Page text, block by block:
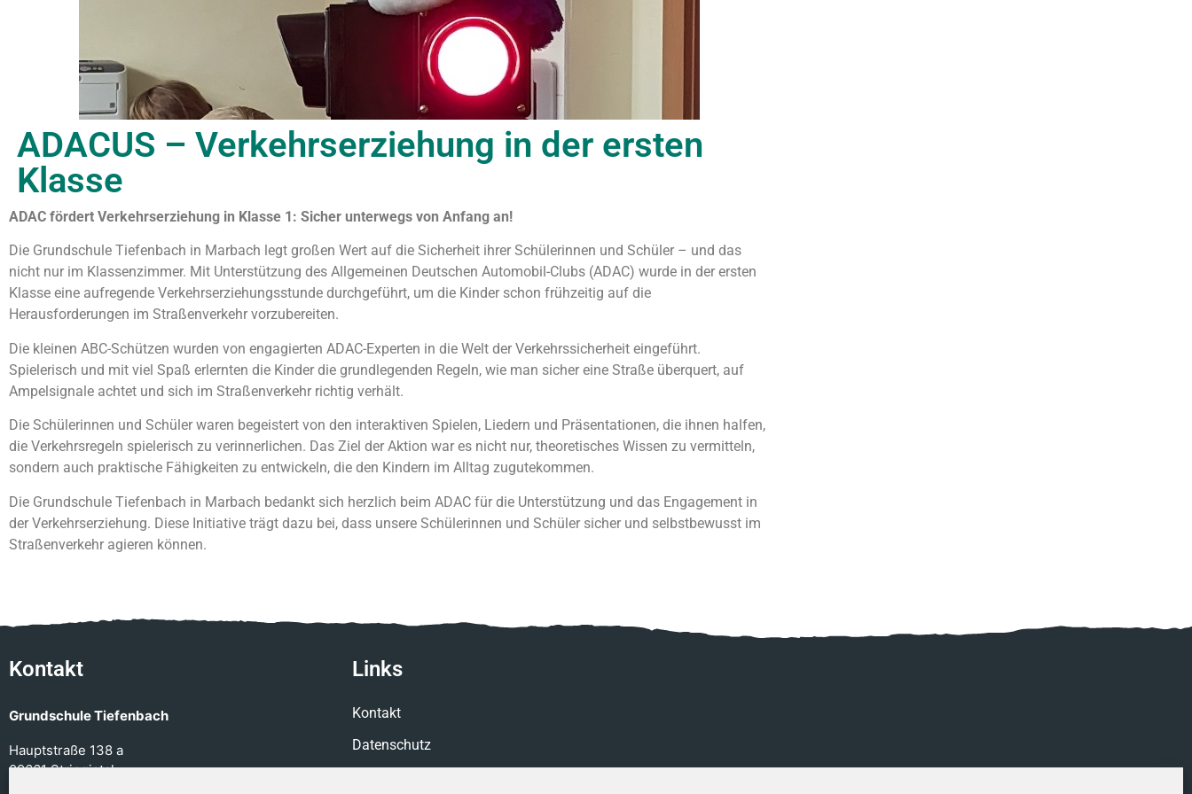
ADACUS – Verkehrserziehung in der ersten
Klasse
ADAC fördert Verkehrserziehung in Klasse 1: Sicher unterwegs von Anfang an!
Die Grundschule Tiefenbach in Marbach legt großen Wert auf die Sicherheit ihrer Schülerinnen und Schüler – und das
nicht nur im Klassenzimmer. Mit Unterstützung des Allgemeinen Deutschen Automobil-Clubs (ADAC) wurde in der ersten
Klasse eine aufregende Verkehrserziehungsstunde durchgeführt, um die Kinder schon frühzeitig auf die
Herausforderungen im Straßenverkehr vorzubereiten.
Die kleinen ABC-Schützen wurden von engagierten ADAC-Experten in die Welt der Verkehrssicherheit eingeführt.
Spielerisch und mit viel Spaß erlernten die Kinder die grundlegenden Regeln, wie man sicher eine Straße überquert, auf
Ampelsignale achtet und sich im Straßenverkehr richtig verhält.
Die Schülerinnen und Schüler waren begeistert von den interaktiven Spielen, Liedern und Präsentationen, die ihnen halfen,
die Verkehrsregeln spielerisch zu verinnerlichen. Das Ziel der Aktion war es nicht nur, theoretisches Wissen zu vermitteln,
sondern auch praktische Fähigkeiten zu entwickeln, die den Kindern im Alltag zugutekommen.
Die Grundschule Tiefenbach in Marbach bedankt sich herzlich beim ADAC für die Unterstützung und das Engagement in
der Verkehrserziehung. Diese Initiative trägt dazu bei, dass unsere Schülerinnen und Schüler sicher und selbstbewusst im
Straßenverkehr agieren können.
Kontakt
Grundschule Tiefenbach
Hauptstraße 138 a
09661 Striegistal
Links
Kontakt
Datenschutz